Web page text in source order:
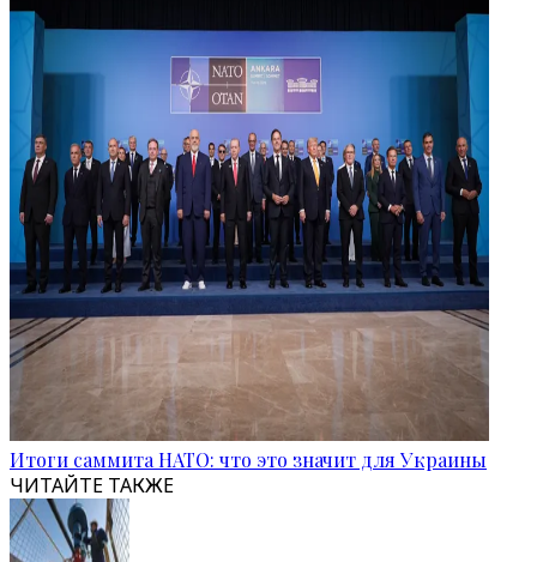
Итоги саммита НАТО: что это значит для Украины
ЧИТАЙТЕ ТАКЖЕ